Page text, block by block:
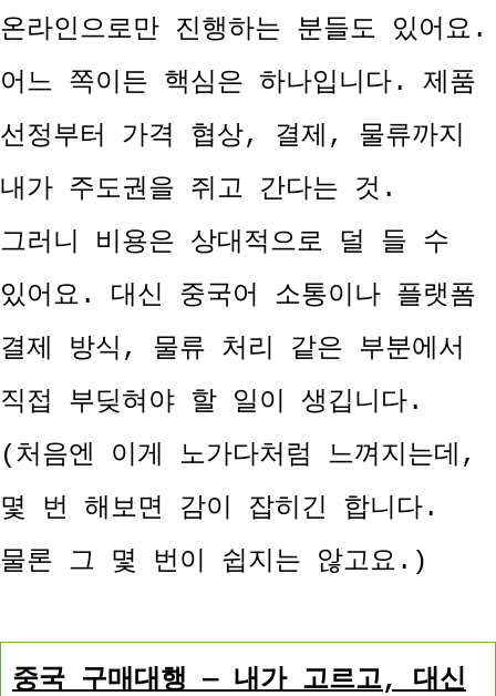
온라인으로만 진행하는 분들도 있어요.
어느 쪽이든 핵심은 하나입니다. 제품
선정부터 가격 협상, 결제, 물류까지
내가 주도권을 쥐고 간다는 것.
그러니 비용은 상대적으로 덜 들 수
있어요. 대신 중국어 소통이나 플랫폼
결제 방식, 물류 처리 같은 부분에서
직접 부딪혀야 할 일이 생깁니다.
(처음엔 이게 노가다처럼 느껴지는데,
몇 번 해보면 감이 잡히긴 합니다.
물론 그 몇 번이 쉽지는 않고요.)
중국 구매대행 — 내가 고르고, 대신